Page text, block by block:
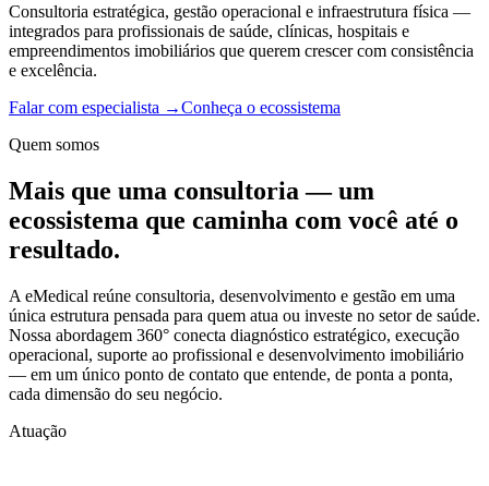
Consultoria estratégica, gestão operacional e infraestrutura física —
integrados para profissionais de saúde, clínicas, hospitais e
empreendimentos imobiliários que querem crescer com consistência
e excelência.
Falar com especialista →Conheça o ecossistema
Quem somos
Mais que uma consultoria —um
ecossistema que caminha com você até o
resultado.
A eMedical reúne consultoria, desenvolvimento e gestão em uma
única estrutura pensada para quem atua ou investe no setor de saúde.
Nossa abordagem 360° conecta diagnóstico estratégico, execução
operacional, suporte ao profissional e desenvolvimento imobiliário
— em um único ponto de contato que entende, de ponta a ponta,
cada dimensão do seu negócio.
Atuação